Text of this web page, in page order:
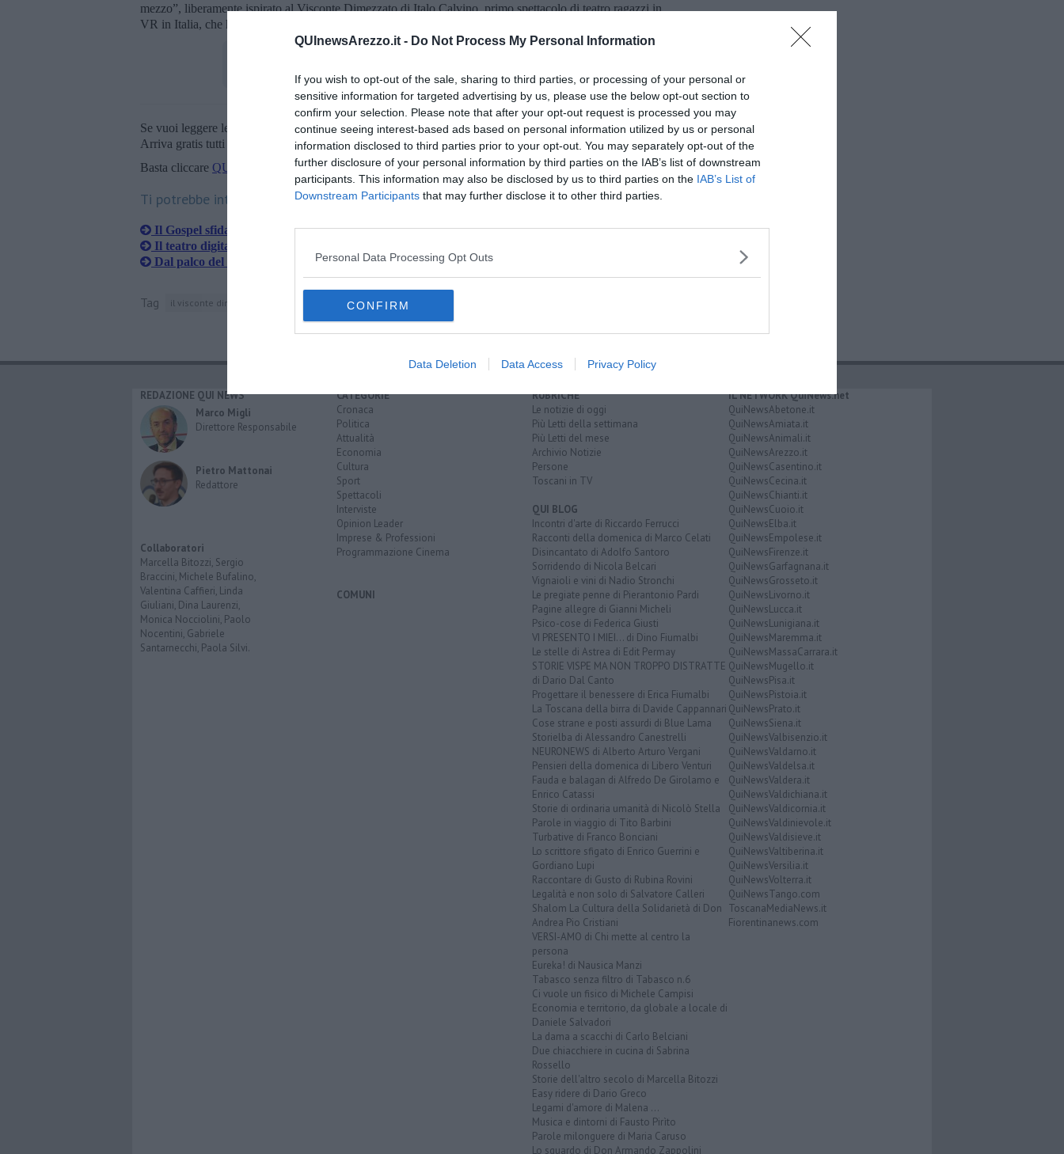
QUInewsArezzo.it - Do Not Process My Personal Information
If you wish to opt-out of the sale, sharing to third parties, or processing of your personal or
sensitive information for targeted advertising by us, please use the below opt-out section to
confirm your selection. Please note that after your opt-out request is processed you may
continue seeing interest-based ads based on personal information utilized by us or personal
information disclosed to third parties prior to your opt-out. You may separately opt-out of the
further disclosure of your personal information by third parties on the IAB’s list of downstream
participants. This information may also be disclosed by us to third parties on the IAB’s List of
Downstream Participants that may further disclose it to other third parties.
Personal Data Processing Opt Outs
CONFIRM
Data Deletion Data Access Privacy Policy
mezzo”, liberamente ispirato al Visconte Dimezzato di Italo Calvino, primo spettacolo di teatro ragazzi in
VR in Italia, che ha debuttato ad Arezzo nell’ultima edizione del Festival dello Spettatore.
Se vuoi leggere le notizie principali della Toscana iscriviti alla Newsletter QUInews - ToscanaMedia.
Arriva gratis tutti i giorni alle 20:00 direttamente nella tua casella di posta.
Basta cliccare QUI
Ti potrebbe interessare anche:
Il Gospel sfida il Covid e torna in streaming
Il teatro digitale conquista gli spettatori
Dal palco del Petrarca il teatro entra nella Dad
Tag il visconte dimezzato italia arezzo
REDAZIONE QUI NEWS
Marco Migli
Direttore Responsabile
Pietro Mattonai
Redattore
Collaboratori
Marcella Bitozzi, Sergio
Braccini, Michele Bufalino,
Valentina Caffieri, Linda
Giuliani, Dina Laurenzi,
Monica Nocciolini, Paolo
Nocentini, Gabriele
Santarnecchi, Paola Silvi.
CATEGORIE
Cronaca
Politica
Attualità
Economia
Cultura
Sport
Spettacoli
Interviste
Opinion Leader
Imprese & Professioni
Programmazione Cinema
COMUNI
RUBRICHE
Le notizie di oggi
Più Letti della settimana
Più Letti del mese
Archivio Notizie
Persone
Toscani in TV
QUI BLOG
Incontri d'arte di Riccardo Ferrucci
Racconti della domenica di Marco Celati
Disincantato di Adolfo Santoro
Sorridendo di Nicola Belcari
Vignaioli e vini di Nadio Stronchi
Le pregiate penne di Pierantonio Pardi
Pagine allegre di Gianni Micheli
Psico-cose di Federica Giusti
VI PRESENTO I MIEI... di Dino Fiumalbi
Le stelle di Astrea di Edit Permay
STORIE VISPE MA NON TROPPO DISTRATTE
di Dario Dal Canto
Progettare il benessere di Erica Fiumalbi
La Toscana della birra di Davide Cappannari
Cose strane e posti assurdi di Blue Lama
Storielba di Alessandro Canestrelli
NEURONEWS di Alberto Arturo Vergani
Pensieri della domenica di Libero Venturi
Fauda e balagan di Alfredo De Girolamo e
Enrico Catassi
Storie di ordinaria umanità di Nicolò Stella
Parole in viaggio di Tito Barbini
Turbative di Franco Bonciani
Lo scrittore sfigato di Enrico Guerrini e
Gordiano Lupi
Raccontare di Gusto di Rubina Rovini
Legalità e non solo di Salvatore Calleri
Shalom La Cultura della Solidarietà di Don
Andrea Pio Cristiani
VERSI-AMO di Chi mette al centro la
persona
Eureka! di Nausica Manzi
Tabasco senza filtro di Tabasco n.6
Ci vuole un fisico di Michele Campisi
Economia e territorio, da globale a locale di
Daniele Salvadori
La dama a scacchi di Carlo Belciani
Due chiacchiere in cucina di Sabrina
Rossello
Storie dell'altro secolo di Marcella Bitozzi
Easy ridere di Dario Greco
Legami d'amore di Malena ...
Musica e dintorni di Fausto Pirìto
Parole milonguere di Maria Caruso
Lo sguardo di Don Armando Zappolini
IL NETWORK QuiNews.net
QuiNewsAbetone.it
QuiNewsAmiata.it
QuiNewsAnimali.it
QuiNewsArezzo.it
QuiNewsCasentino.it
QuiNewsCecina.it
QuiNewsChianti.it
QuiNewsCuoio.it
QuiNewsElba.it
QuiNewsEmpolese.it
QuiNewsFirenze.it
QuiNewsGarfagnana.it
QuiNewsGrosseto.it
QuiNewsLivorno.it
QuiNewsLucca.it
QuiNewsLunigiana.it
QuiNewsMaremma.it
QuiNewsMassaCarrara.it
QuiNewsMugello.it
QuiNewsPisa.it
QuiNewsPistoia.it
QuiNewsPrato.it
QuiNewsSiena.it
QuiNewsValbisenzio.it
QuiNewsValdarno.it
QuiNewsValdelsa.it
QuiNewsValdera.it
QuiNewsValdichiana.it
QuiNewsValdicornia.it
QuiNewsValdinievole.it
QuiNewsValdisieve.it
QuiNewsValtiberina.it
QuiNewsVersilia.it
QuiNewsVolterra.it
QuiNewsTango.com
ToscanaMediaNews.it
Fiorentinanews.com